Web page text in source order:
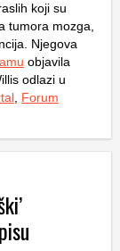
koji su
tumora mozga,
Njegova
objavila
odlazi u
Forum